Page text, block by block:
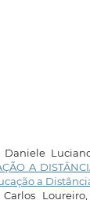
Daniele
A
a
Loureiro,